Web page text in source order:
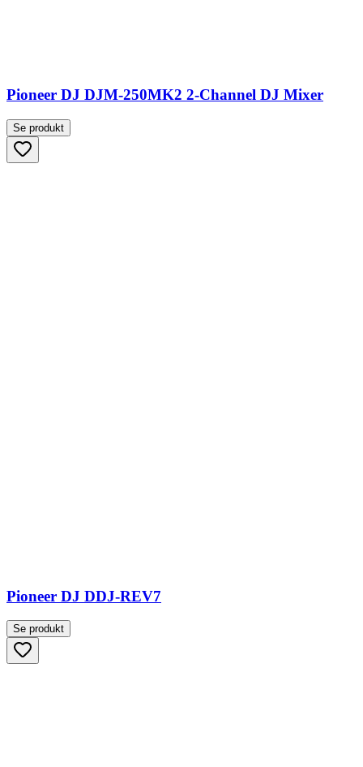
Pioneer DJ DJM-250MK2 2-Channel DJ Mixer
Se produkt
Pioneer DJ DDJ-REV7
Se produkt